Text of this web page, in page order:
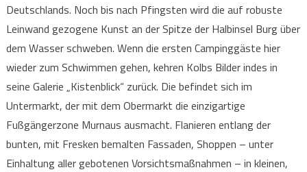
Deutschlands. Noch bis nach Pfingsten wird die auf robuste
Leinwand gezogene Kunst an der Spitze der Halbinsel Burg über
dem Wasser schweben. Wenn die ersten Campinggäste hier
wieder zum Schwimmen gehen, kehren Kolbs Bilder indes in
seine Galerie „Kistenblick“ zurück. Die befindet sich im
Untermarkt, der mit dem Obermarkt die einzigartige
Fußgängerzone Murnaus ausmacht. Flanieren entlang der
bunten, mit Fresken bemalten Fassaden, Shoppen – unter
Einhaltung aller gebotenen Vorsichtsmaßnahmen – in kleinen,